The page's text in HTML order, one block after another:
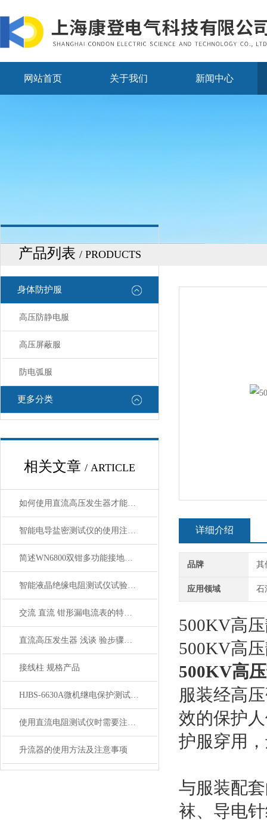
网站首页 关于我们 新闻中心
产品列表 / PRODUCTS
身体防护服
高压防静电服
高压屏蔽服
防电弧服
更多分类
相关文章 / ARTICLE
如何使用直流高压发生器才能避免伤害呢？【上海康登电气】
智能电导盐密测试仪的使用注意事项
简述WN6800双钳多功能接地电阻测试仪的功能特点
智能液晶绝缘电阻测试仪试验前的基本操作
交流 直流 钳形漏电流表的特性及其用途
直流高压发生器 浅谈 验步骤及工作原理图
接线柱 规格产品
HJBS-6630A微机继电保护测试仪技术特点
使用直流电阻测试仪时需要注意什么
升流器的使用方法及注意事项
详细介绍
品牌 其
应用领域 石
500KV高
500KV高
500KV高
服装经高
效的保护
护服穿用
与服装配
袜、导电